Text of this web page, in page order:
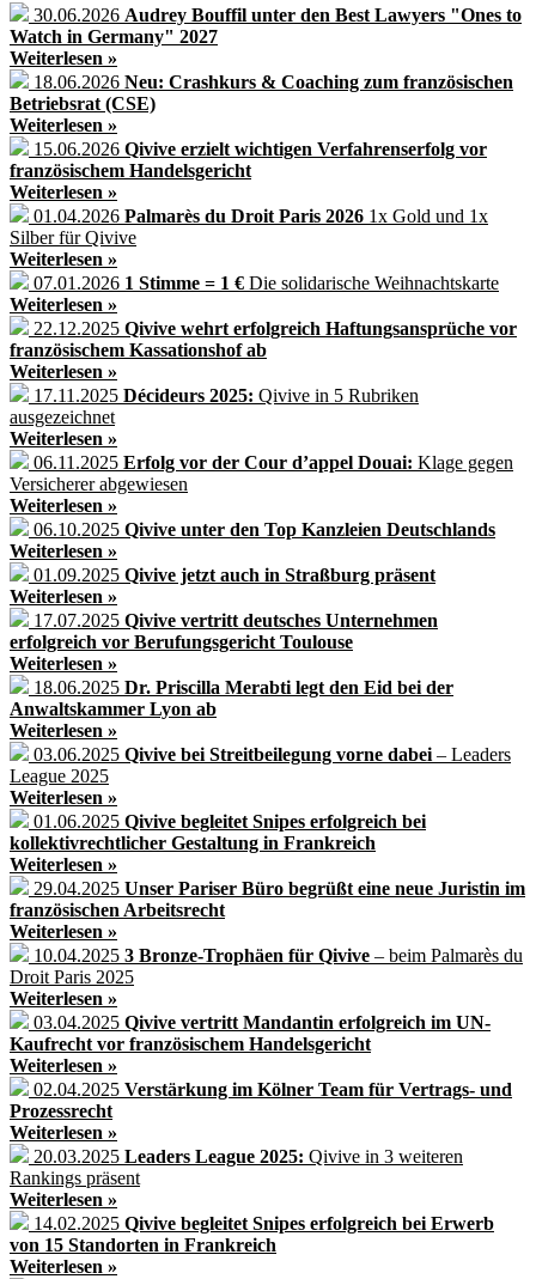
30.06.2026 Audrey Bouffil unter den Best Lawyers "Ones to
Watch in Germany" 2027
Weiterlesen »
18.06.2026 Neu: Crashkurs & Coaching zum französischen
Betriebsrat (CSE)
Weiterlesen »
15.06.2026 Qivive erzielt wichtigen Verfahrenserfolg vor
französischem Handelsgericht
Weiterlesen »
01.04.2026 Palmarès du Droit Paris 2026 1x Gold und 1x
Silber für Qivive
Weiterlesen »
07.01.2026 1 Stimme = 1 € Die solidarische Weihnachtskarte
Weiterlesen »
22.12.2025 Qivive wehrt erfolgreich Haftungsansprüche vor
französischem Kassationshof ab
Weiterlesen »
17.11.2025 Décideurs 2025: Qivive in 5 Rubriken
ausgezeichnet
Weiterlesen »
06.11.2025 Erfolg vor der Cour d’appel Douai: Klage gegen
Versicherer abgewiesen
Weiterlesen »
06.10.2025 Qivive unter den Top Kanzleien Deutschlands
Weiterlesen »
01.09.2025 Qivive jetzt auch in Straßburg präsent
Weiterlesen »
17.07.2025 Qivive vertritt deutsches Unternehmen
erfolgreich vor Berufungsgericht Toulouse
Weiterlesen »
18.06.2025 Dr. Priscilla Merabti legt den Eid bei der
Anwaltskammer Lyon ab
Weiterlesen »
03.06.2025 Qivive bei Streitbeilegung vorne dabei – Leaders
League 2025
Weiterlesen »
01.06.2025 Qivive begleitet Snipes erfolgreich bei
kollektivrechtlicher Gestaltung in Frankreich
Weiterlesen »
29.04.2025 Unser Pariser Büro begrüßt eine neue Juristin im
französischen Arbeitsrecht
Weiterlesen »
10.04.2025 3 Bronze-Trophäen für Qivive – beim Palmarès du
Droit Paris 2025
Weiterlesen »
03.04.2025 Qivive vertritt Mandantin erfolgreich im UN-
Kaufrecht vor französischem Handelsgericht
Weiterlesen »
02.04.2025 Verstärkung im Kölner Team für Vertrags- und
Prozessrecht
Weiterlesen »
20.03.2025 Leaders League 2025: Qivive in 3 weiteren
Rankings präsent
Weiterlesen »
14.02.2025 Qivive begleitet Snipes erfolgreich bei Erwerb
von 15 Standorten in Frankreich
Weiterlesen »